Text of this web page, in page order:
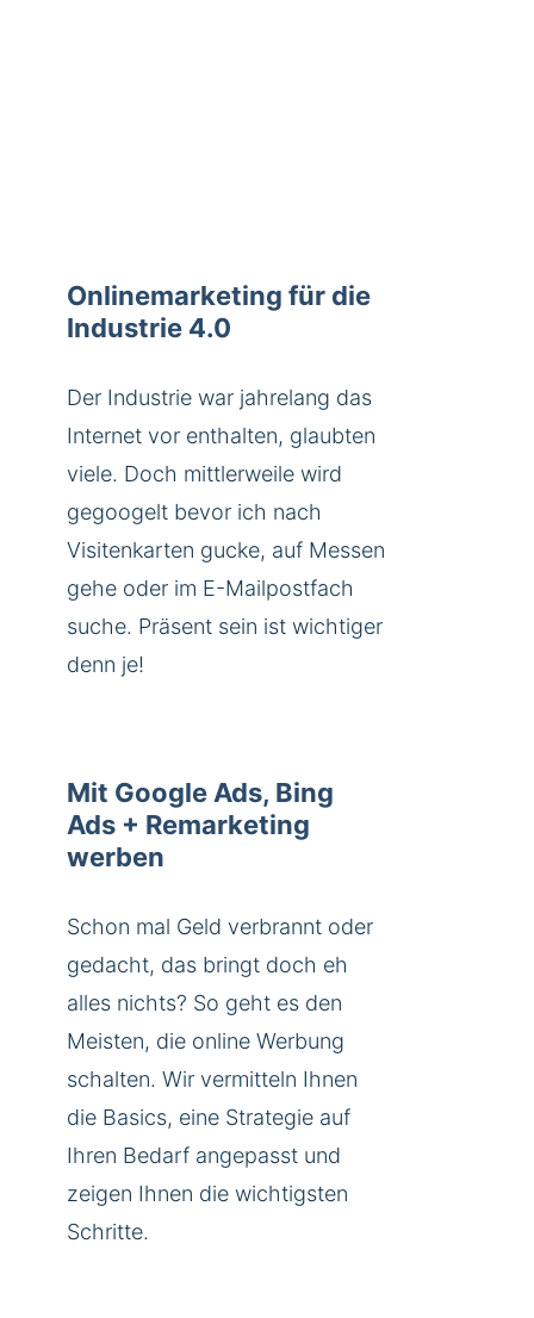
Onlinemarketing für die
Industrie 4.0
Der Industrie war jahrelang das
Internet vor enthalten, glaubten
viele. Doch mittlerweile wird
gegoogelt bevor ich nach
Visitenkarten gucke, auf Messen
gehe oder im E-Mailpostfach
suche. Präsent sein ist wichtiger
denn je!
Mit Google Ads, Bing
Ads + Remarketing
werben
Schon mal Geld verbrannt oder
gedacht, das bringt doch eh
alles nichts? So geht es den
Meisten, die online Werbung
schalten. Wir vermitteln Ihnen
die Basics, eine Strategie auf
Ihren Bedarf angepasst und
zeigen Ihnen die wichtigsten
Schritte.